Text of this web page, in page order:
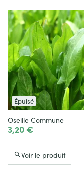
Épuisé
Oseille Commune
3,20 €
Voir le produit